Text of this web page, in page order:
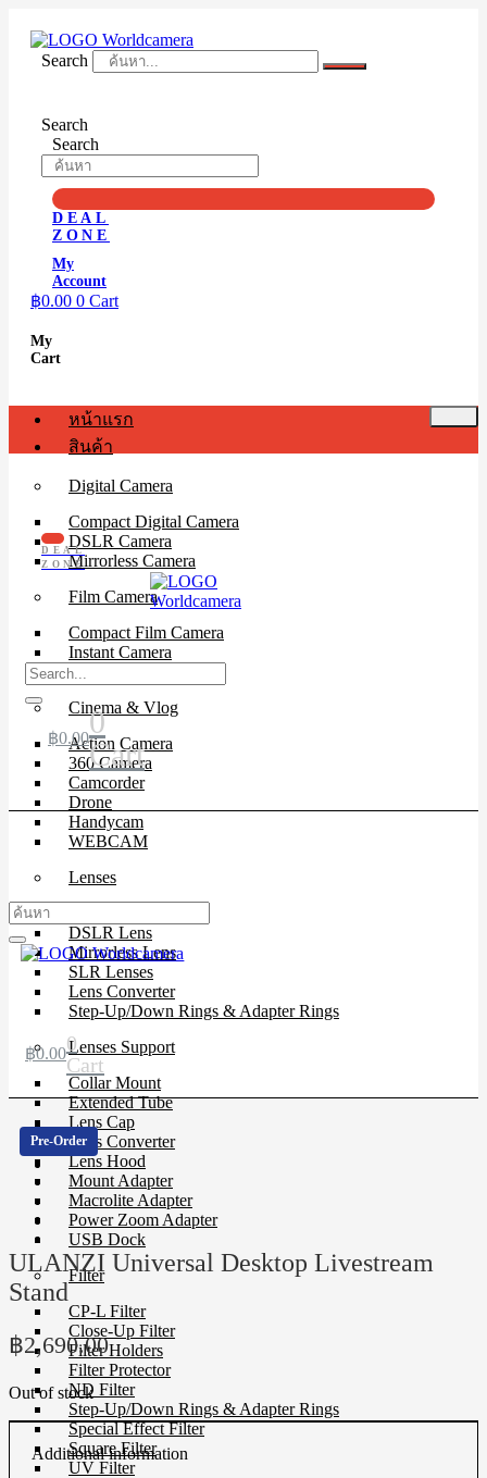
contentSearch
Search
Search
DEAL
ZONE
My
Account
฿0.00 0 Cart
My
Cart
หน้าแรก
สินค้า
Digital Camera
Compact Digital Camera
DSLR Camera
Mirrorless Camera
Film Camera
Compact Film Camera
Instant Camera
SLR Camera
Cinema & Vlog
Action Camera
360 Camera
Camcorder
Drone
Handycam
WEBCAM
Lenses
DSLR Lens
Mirrorless Lens
SLR Lenses
Lens Converter
Step-Up/Down Rings & Adapter Rings
Lenses Support
Collar Mount
Extended Tube
Lens Cap
Lens Converter
Lens Hood
Mount Adapter
Macrolite Adapter
Power Zoom Adapter
USB Dock
Filter
CP-L Filter
Close-Up Filter
Filter Holders
Filter Protector
ND Filter
Step-Up/Down Rings & Adapter Rings
Special Effect Filter
Square Filter
UV Filter
DEAL
ZONE
฿0.000
Cart
฿0.000
Cart
ULANZI Universal Desktop Livestream
Stand
฿2,690.00
Out of stock
Additional information
Pre-Order